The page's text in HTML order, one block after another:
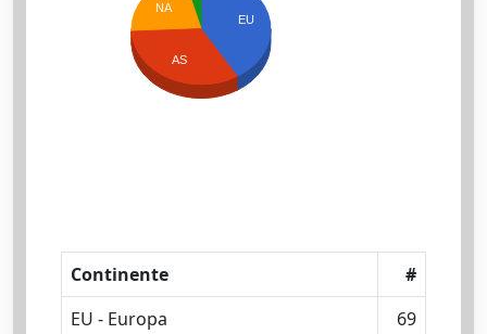
EU
NA
AS
Continente
#
EU - Europa
69